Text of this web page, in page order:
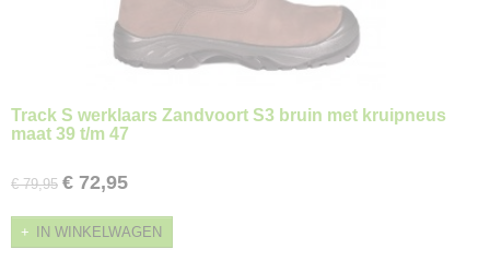
Track S werklaars Zandvoort S3 bruin met kruipneus
maat 39 t/m 47
€ 79,95 € 72,95
IN WINKELWAGEN